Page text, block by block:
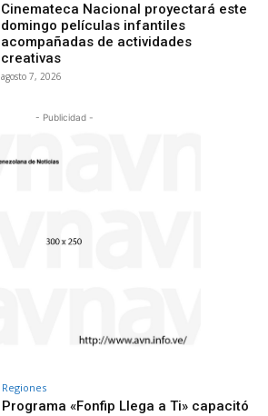
Cinemateca Nacional proyectará este
domingo películas infantiles
acompañadas de actividades
creativas
agosto 7, 2026
- Publicidad -
Regiones
Programa «Fonfip Llega a Ti» capacitó